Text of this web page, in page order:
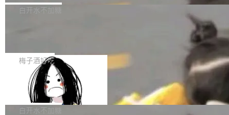
获配9...
题，该问题可能导致在旧版 Linux 内核...
P）！这一里程碑不仅标志着 Fluss 迈入新的发
长期停止内容更新，未能实现其作为“AI版维基百
提交的编辑请求也长期处于待处理状态。 Groki
pedia 于去年底上线，定位为由人工智能生成内
容的百科平台，被马斯克视为传统众包百科网站
维基百科的替代方案。Lawfare 调查发现，无论
热门页面还是低关注度页面，均未出现近期更
白开水不加糖
是这样的：配 MessageSource 的 Bean、写 R
eloadableResourceBundleMessageSource、
声明 LocaleResolver、注册 LocaleChangeInt
erceptor…五六步之后才能看到第一行翻译文
本。 Solon 换了个方式。整个 i18n 模块围绕三
梅子酒好吃
Apache Doris 4.1 全面增强 Iceberg：
支持 UPDATE、MERGE INTO 与 Iceb
erg V3
Apache Doris 4.1 要补齐的，正是缺失的那一
半。在已有查询能力的基础上，Doris 进一步支
白开水不加糖